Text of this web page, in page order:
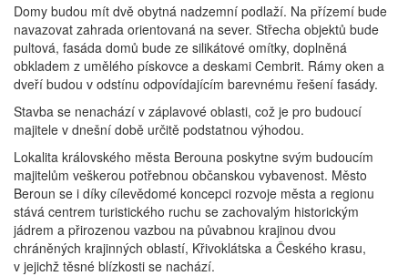
Domy budou mít dvě obytná nadzemní podlaží. Na přízemí bude
navazovat zahrada orientovaná na sever. Střecha objektů bude
pultová, fasáda domů bude ze silikátové omítky, doplněná
obkladem z umělého pískovce a deskami Cembrit. Rámy oken a
dveří budou v odstínu odpovídajícím barevnému řešení fasády.
Stavba se nenachází v záplavové oblasti, což je pro budoucí
majitele v dnešní době určitě podstatnou výhodou.
Lokalita královského města Berouna poskytne svým budoucím
majitelům veškerou potřebnou občanskou vybavenost. Město
Beroun se i díky cílevědomé koncepci rozvoje města a regionu
stává centrem turistického ruchu se zachovalým historickým
jádrem a přirozenou vazbou na půvabnou krajinou dvou
chráněných krajinných oblastí, Křivoklátska a Českého krasu,
v jejichž těsné blízkosti se nachází.